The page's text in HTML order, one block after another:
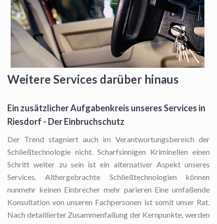
Weitere Services darüber hinaus
Ein zusätzlicher Aufgabenkreis unseres Services in
Riesdorf - Der Einbruchschutz
Der Trend stagniert auch im Verantwortungsbereich der
Schließtechnologie nicht. Scharfsinnigen Kriminellen einen
Schritt weiter zu sein ist ein alternativer Aspekt unseres
Services. Althergebrachte Schließtechnologien können
nunmehr keinen Einbrecher mehr parieren Eine umfaßende
Konsultation von unseren Fachpersonen ist somit unser Rat.
Nach detaillierter Zusammenfaßung der Kernpunkte, werden